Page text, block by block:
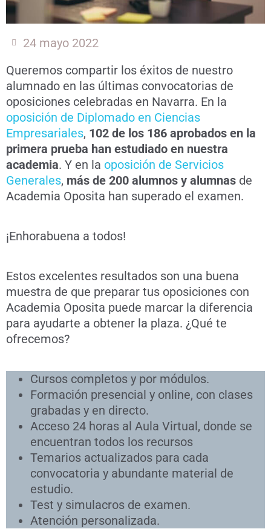
24 mayo 2022
Queremos compartir los éxitos de nuestro
alumnado en las últimas convocatorias de
oposiciones celebradas en Navarra. En la
oposición de Diplomado en Ciencias
Empresariales, 102 de los 186 aprobados en la
primera prueba han estudiado en nuestra
academia. Y en la oposición de Servicios
Generales, más de 200 alumnos y alumnas de
Academia Oposita han superado el examen.
¡Enhorabuena a todos!
Estos excelentes resultados son una buena
muestra de que preparar tus oposiciones con
Academia Oposita puede marcar la diferencia
para ayudarte a obtener la plaza. ¿Qué te
ofrecemos?
Cursos completos y por módulos.
Formación presencial y online, con clases
grabadas y en directo.
Acceso 24 horas al Aula Virtual, donde se
encuentran todos los recursos
Temarios actualizados para cada
convocatoria y abundante material de
estudio.
Test y simulacros de examen.
Atención personalizada.